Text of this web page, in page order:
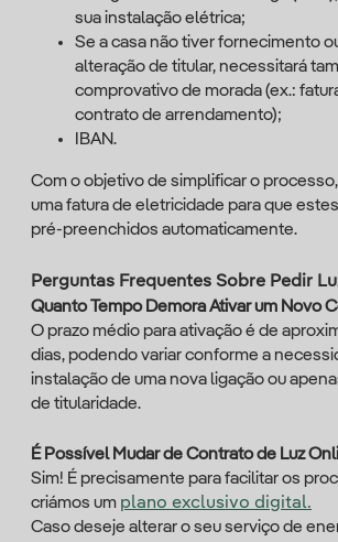
sua instalação elétrica;
Se a casa não tiver fornecimento
alteração de titular, necessitará
comprovativo de morada (ex.:
contrato de arrendamento);
IBAN.
Com o objetivo de simplificar o
uma fatura de eletricidade para que
pré-preenchidos automaticamente.
Perguntas Frequentes Sobre Pedir
Quanto Tempo Demora Ativar um Novo
O prazo médio para ativação é de
dias, podendo variar conforme a
instalação de uma nova ligação ou
de titularidade.
É Possível Mudar de Contrato de Luz
Sim! É precisamente para facilitar os
criámos um plano exclusivo digital.
Caso deseje alterar o seu serviço de